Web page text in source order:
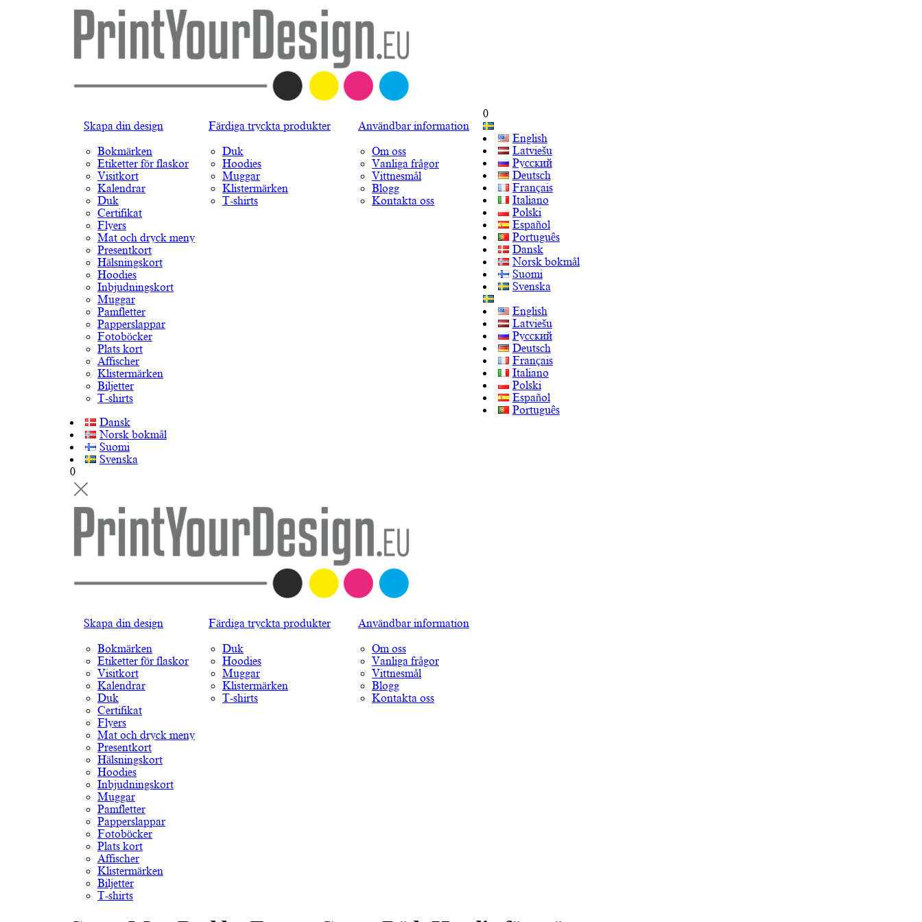
Skapa din design
Bokmärken
Etiketter för flaskor
Visitkort
Kalendrar
Duk
Certifikat
Flyers
Mat och dryck meny
Presentkort
Hälsningskort
Hoodies
Inbjudningskort
Muggar
Pamfletter
Papperslappar
Fotoböcker
Plats kort
Affischer
Klistermärken
Biljetter
T-shirts
Färdiga tryckta produkter
Duk
Hoodies
Muggar
Klistermärken
T-shirts
Användbar information
Om oss
Vanliga frågor
Vittnesmål
Blogg
Kontakta oss
0
English
Latviešu
Русский
Deutsch
Français
Italiano
Polski
Español
Português
Dansk
Norsk bokmål
Suomi
Svenska
English
Latviešu
Русский
Deutsch
Français
Italiano
Polski
Español
Português
Dansk
Norsk bokmål
Suomi
Svenska
0
Skapa din design
Bokmärken
Etiketter för flaskor
Visitkort
Kalendrar
Duk
Certifikat
Flyers
Mat och dryck meny
Presentkort
Hälsningskort
Hoodies
Inbjudningskort
Muggar
Pamfletter
Papperslappar
Fotoböcker
Plats kort
Affischer
Klistermärken
Biljetter
T-shirts
Färdiga tryckta produkter
Duk
Hoodies
Muggar
Klistermärken
T-shirts
Användbar information
Om oss
Vanliga frågor
Vittnesmål
Blogg
Kontakta oss